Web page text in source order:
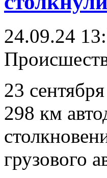
24.09.24
23
298 км
грузового